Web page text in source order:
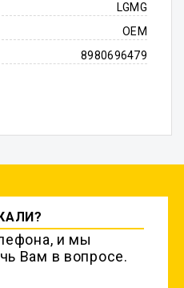
LGMG
OEM
8980696479
и мы
Вам в вопросе.